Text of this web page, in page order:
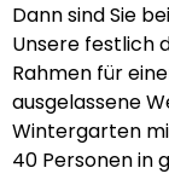
Dann sind Sie
Unsere festlich
Rahmen für
ausgelassene
Wintergarten
40 Personen in